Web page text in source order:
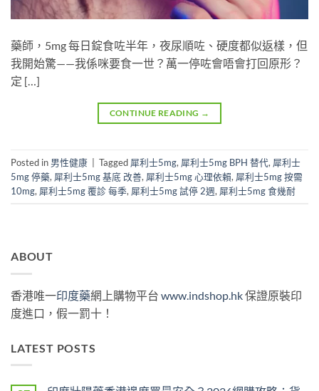
藥師，5mg 每日錠食咗半年，夜尿順咗、硬度都似返樣，但
我開始驚——我係咪要食一世？萬一停咗會唔會打回原形？
定 […]
CONTINUE READING →
Posted in 男性健康 Tagged 犀利士5mg, 犀利士5mg BPH 替代, 犀利士
5mg 停藥, 犀利士5mg 基底 改善, 犀利士5mg 心理依賴, 犀利士5mg 按需
10mg, 犀利士5mg 覆診 每季, 犀利士5mg 試停 2週, 犀利士5mg 食幾耐
ABOUT
香港唯一印度藥網上購物平台 www.indshop.hk保證原裝印
度進口，假一罰十！
LATEST POSTS